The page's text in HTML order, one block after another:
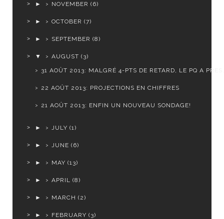
► NOVEMBER (6)
► OCTOBER (7)
► SEPTEMBER (8)
▼ AUGUST (3)
31 AOÛT 2013: MALGRÉ 4-PTS DE RETARD, LE PQ A
22 AOÛT 2013: PROJECTIONS EN CHIFFRES
21 AOÛT 2013: ENFIN UN NOUVEAU SONDAGE!
► JULY (1)
► JUNE (6)
► MAY (13)
► APRIL (8)
► MARCH (2)
► FEBRUARY (3)